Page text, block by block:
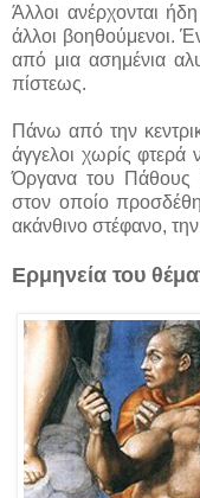
Άλλοι ανέρχονται
άλλοι βοηθούμενοι.
από μια ασημένια
πίστεως.
Πάνω από την
άγγελοι χωρίς φτερά
Όργανα του Πάθους
στον οποίο
ακάνθινο στέφανο,
Ερμηνεία του